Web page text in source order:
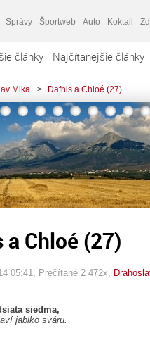
Správy Športweb Auto Koktail
články Najčítanejšie články
Mika > Dafnis a Chloé (27)
a Chloé (27)
05:41 , Prečítané 2 472x,
siedma,
jablko sváru.